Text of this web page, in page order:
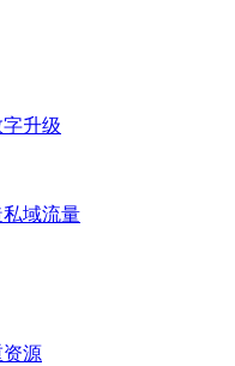
升级
域流量
资源